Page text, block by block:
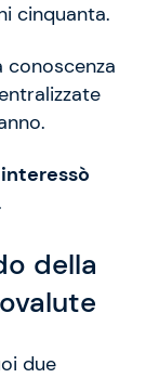
cinquanta.
conoscenza
della
due